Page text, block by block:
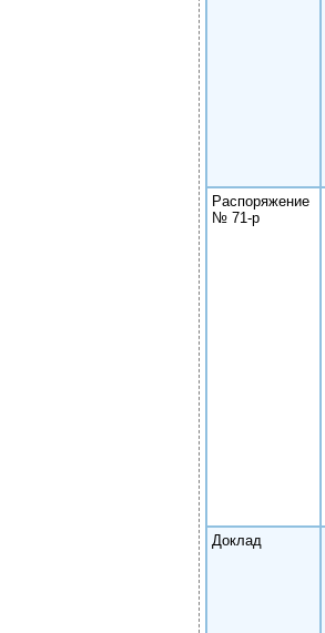
Распоряжение
№ 71-р
Доклад